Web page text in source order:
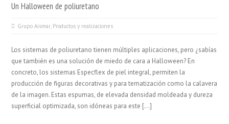
Un Halloween de poliuretano
Grupo Aismar, Productos y realizaciones
Los sistemas de poliuretano tienen múltiples aplicaciones, pero ¿sabías
que también es una solución de miedo de cara a Halloween? En
concreto, los sistemas Especflex de piel integral, permiten la
producción de figuras decorativas y para tematización como la calavera
de la imagen. Estas espumas, de elevada densidad moldeada y dureza
superficial optimizada, son idóneas para este […]